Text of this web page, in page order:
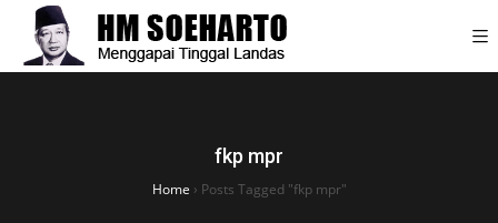
fkp mpr
Home › Posts Tagged "fkp mpr"